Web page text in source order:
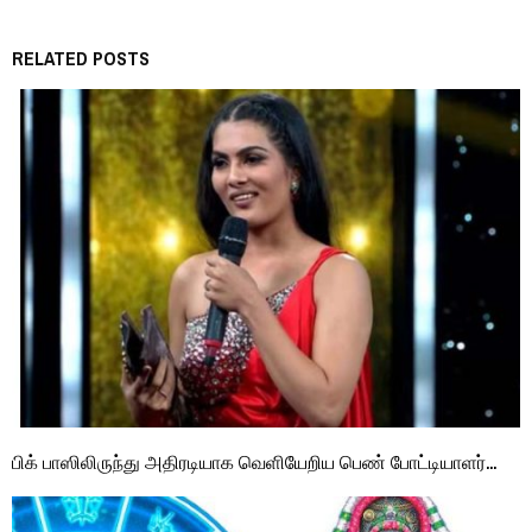
RELATED POSTS
பிக் பாஸிலிருந்து அதிரடியாக வெளியேறிய பெண் போட்டியாளர்…